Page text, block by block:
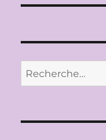
Recherche
pour :